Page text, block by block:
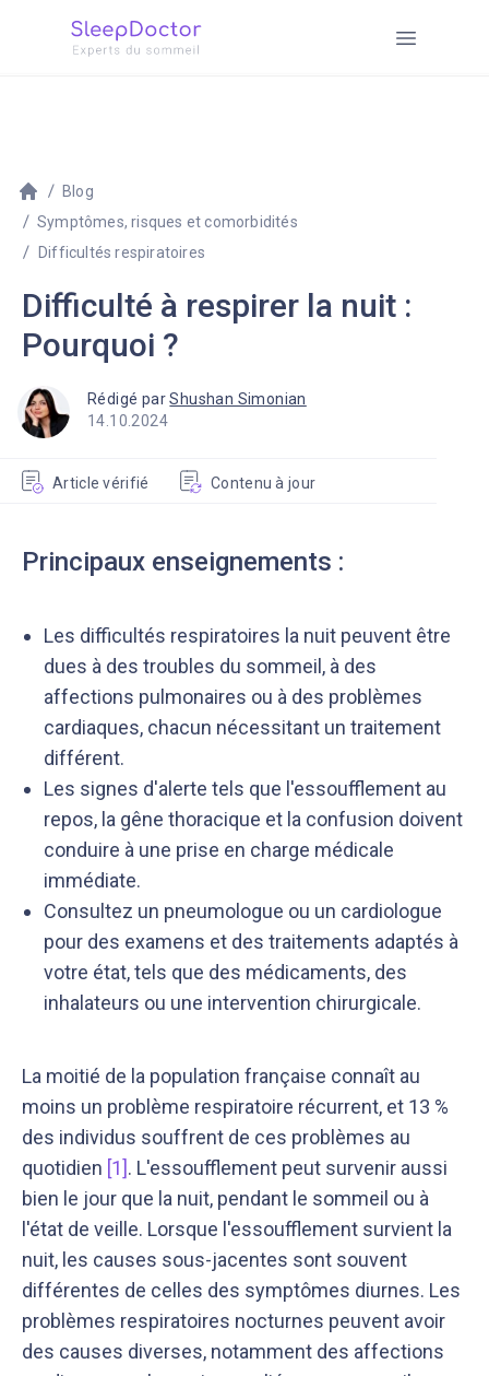
Blog
Symptômes, risques et comorbidités
Difficultés respiratoires
Difficulté à respirer la nuit :
Pourquoi ?
Rédigé parShushan Simonian
Article vérifié Contenu à jour
14.10.2024
Principaux enseignements :
Les difficultés respiratoires la nuit peuvent être
dues à des troubles du sommeil, à des
affections pulmonaires ou à des problèmes
cardiaques, chacun nécessitant un traitement
différent.
Les signes d'alerte tels que l'essoufflement au
repos, la gêne thoracique et la confusion doivent
conduire à une prise en charge médicale
immédiate.
Consultez un pneumologue ou un cardiologue
pour des examens et des traitements adaptés à
votre état, tels que des médicaments, des
inhalateurs ou une intervention chirurgicale.
La moitié de la population française connaît au
moins un problème respiratoire récurrent, et 13 %
des individus souffrent de ces problèmes au
quotidien [1]. L'essoufflement peut survenir aussi
bien le jour que la nuit, pendant le sommeil ou à
l'état de veille. Lorsque l'essoufflement survient la
nuit, les causes sous-jacentes sont souvent
différentes de celles des symptômes diurnes. Les
problèmes respiratoires nocturnes peuvent avoir
des causes diverses, notamment des affections